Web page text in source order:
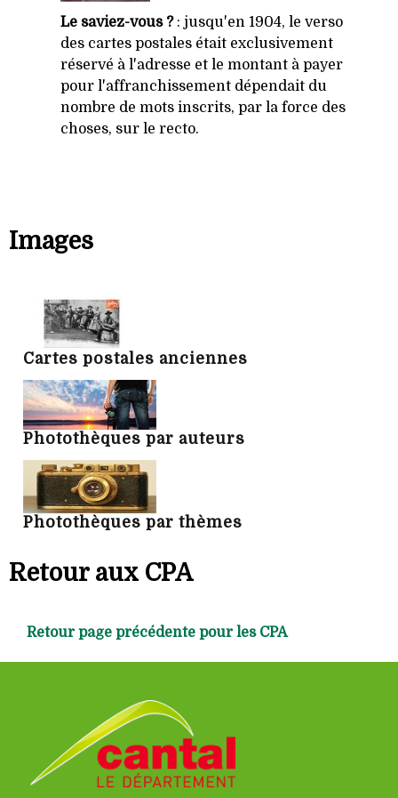
Le saviez-vous ?: jusqu'en 1904, le verso
des cartes postales était exclusivement
réservé à l'adresse et le montant à payer
pour l'affranchissement dépendait du
nombre de mots inscrits, par la force des
choses, sur le recto.
Images
Cartes postales anciennes
Photothèques par auteurs
Photothèques par thèmes
Retour aux CPA
Retour page précédente pour les CPA